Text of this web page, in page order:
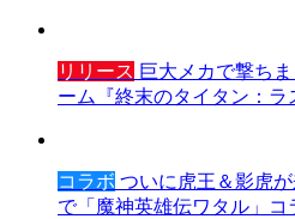
リリース 巨大メカで撃ち
ーム『終末のタイタン：ラ
コラボ ついに虎王＆影虎が
で「魔神英雄伝ワタル」コ